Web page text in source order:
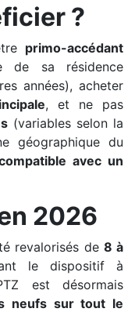
?
primo-accédant
de sa résidence
années), acheter
, et ne pas
(variables selon la
géographique du
avec un
2026
revalorisés de 8 à
le dispositif à
est désormais
neufs sur tout le